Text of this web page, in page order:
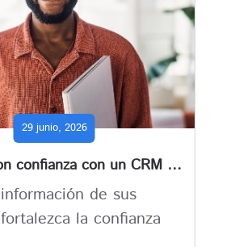
29 junio, 2026
Colabore con confianza con un CRM y ERP para empresas impulsado por IA y seguridad
de sus
la confianza